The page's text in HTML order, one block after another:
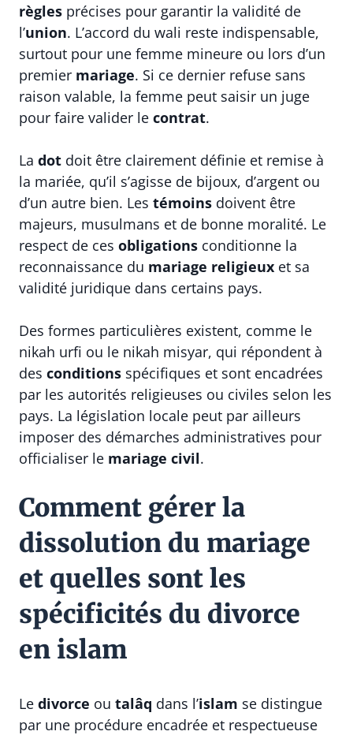
règles précises pour garantir la validité de
l’union. L’accord du wali reste indispensable,
surtout pour une femme mineure ou lors d’un
premier mariage. Si ce dernier refuse sans
raison valable, la femme peut saisir un juge
pour faire valider le contrat.
La dot doit être clairement définie et remise à
la mariée, qu’il s’agisse de bijoux, d’argent ou
d’un autre bien. Les témoins doivent être
majeurs, musulmans et de bonne moralité. Le
respect de ces obligations conditionne la
reconnaissance du mariage religieux et sa
validité juridique dans certains pays.
Des formes particulières existent, comme le
nikah urfi ou le nikah misyar, qui répondent à
des conditions spécifiques et sont encadrées
par les autorités religieuses ou civiles selon les
pays. La législation locale peut par ailleurs
imposer des démarches administratives pour
officialiser le mariage civil.
Comment gérer la
dissolution du mariage
et quelles sont les
spécificités du divorce
en islam
Le divorce ou talâq dans l’islam se distingue
par une procédure encadrée et respectueuse